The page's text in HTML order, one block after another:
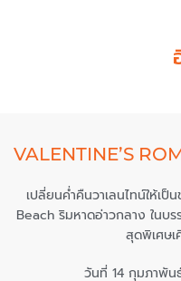
VALENTINE’S
เปลี่ยนค่ำคืนวาเลนไทน์ให้เ
Beach ริมหาดอ่าวกลาง ในบ
สุดพิเศษ
วันที่ 14 กุมภาพัน